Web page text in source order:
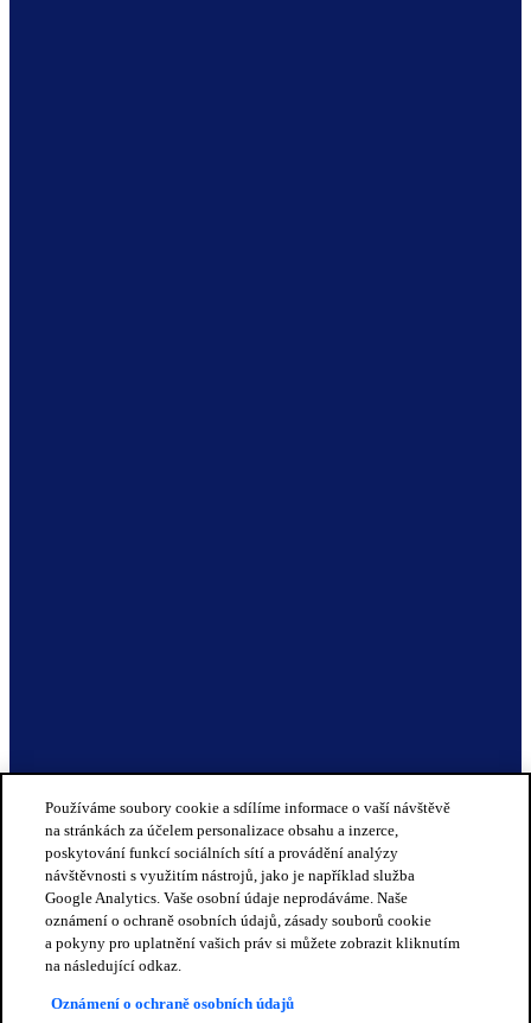
Používáme soubory cookie a sdílíme informace o vaší návštěvě
na stránkách za účelem personalizace obsahu a inzerce,
poskytování funkcí sociálních sítí a provádění analýzy
návštěvnosti s využitím nástrojů, jako je například služba
Google Analytics. Vaše osobní údaje neprodáváme. Naše
oznámení o ochraně osobních údajů, zásady souborů cookie
a pokyny pro uplatnění vašich práv si můžete zobrazit kliknutím
na následující odkaz.
Oznámení o ochraně osobních údajů